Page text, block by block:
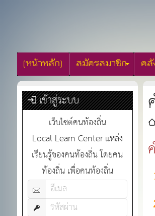
[หน้าหลัก] สมัครสมาชิก ค
เข้าสู่ระบบ
เว็บไซต์คนท้องถิ่น
Local Learn Center แหล่ง
เรียนรู้ของคนท้องถิ่น โดยคน
ท้องถิ่น เพื่อคนท้องถิ่น